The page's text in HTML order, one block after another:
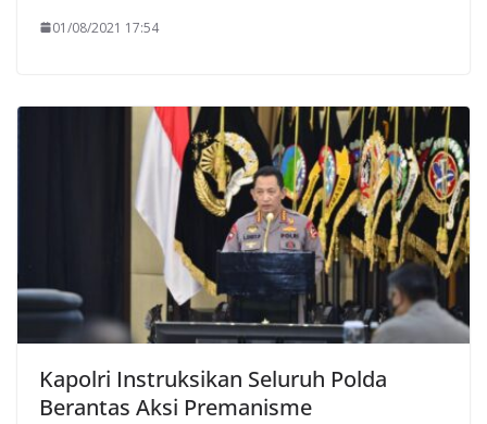
01/08/2021 17:54
Kapolri Instruksikan Seluruh Polda
Berantas Aksi Premanisme